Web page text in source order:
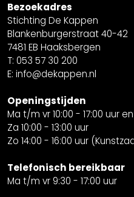
Bezoekadres
Stichting De Kappen
Blankenburgerstraat 40-42
7481 EB Haaksbergen
T: 053 57 30 200
E: info@dekappen.nl
Openingstijden
Ma t/m vr 10:00 - 17:00 uur
Za 10:00 - 13:00 uur
Zo 14:00 - 16:00 uur
Telefonisch bereikbaar
Ma t/m vr 9:30 - 17:00 uur